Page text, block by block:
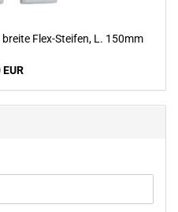
Flex-​Steifen, L. 150mm
EUR